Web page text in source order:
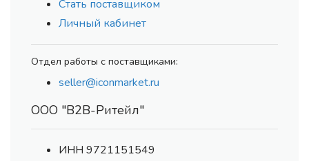
Стать поставщиком
Личный кабинет
Отдел работы с поставщиками:
seller@iconmarket.ru
ООО "В2В-Ритейл"
ИНН 9721151549